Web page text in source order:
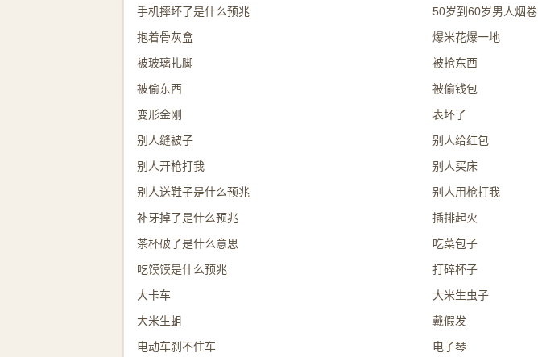
手机摔坏了是什么预兆
50岁到60岁男人烟卷
抱着骨灰盒
爆米花爆一地
被玻璃扎脚
被抢东西
被偷东西
被偷钱包
变形金刚
表坏了
别人缝被子
别人给红包
别人开枪打我
别人买床
别人送鞋子是什么预兆
别人用枪打我
补牙掉了是什么预兆
插排起火
茶杯破了是什么意思
吃菜包子
吃馍馍是什么预兆
打碎杯子
大卡车
大米生虫子
大米生蛆
戴假发
电动车刹不住车
电子琴